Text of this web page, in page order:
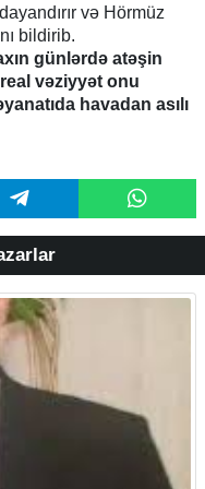
və Hörmüz
bildirib.
günlərdə atəşin
vəziyyət onu
havadan asılı